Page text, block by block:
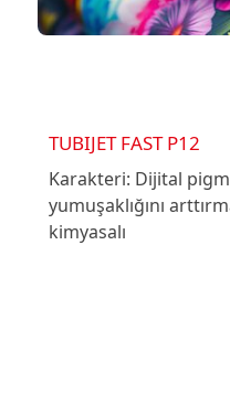
TUBIJET FAST P12
Karakteri: Dijital
yumuşaklığını
kimyasalı